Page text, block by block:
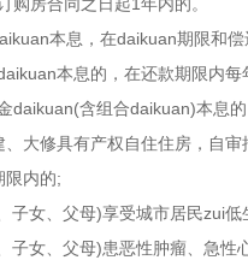
本息，在daikuan期限和
本息的，在还款期限内
含组合daikuan)本息
大修具有产权自住住房，自审
内的;
女、父母)享受城市居民zui低
女、父母)患恶性肿瘤、急性